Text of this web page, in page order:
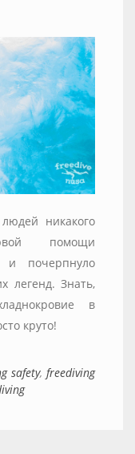
никакого
помощи
и почерпнуло
легенд. Знать,
в
круто!
safety, freediving